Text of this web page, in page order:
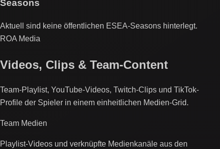
Seasons
Aktuell sind keine öffentlichen ESEA-Seasons hinterlegt.
ROA Media
Videos, Clips & Team-Content
Team-Playlist, YouTube-Videos, Twitch-Clips und TikTok-
Profile der Spieler in einem einheitlichen Medien-Grid.
Team Medien
Playlist-Videos und verknüpfte Medienkanäle aus den